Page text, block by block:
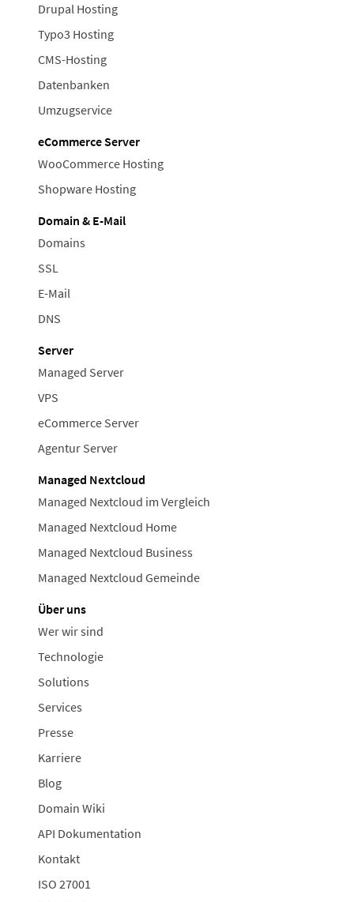
Drupal Hosting
Typo3 Hosting
CMS-Hosting
Datenbanken
Umzugservice
eCommerce Server
WooCommerce Hosting
Shopware Hosting
Domain & E-Mail
Domains
SSL
E-Mail
DNS
Server
Managed Server
VPS
eCommerce Server
Agentur Server
Managed Nextcloud
Managed Nextcloud im Vergleich
Managed Nextcloud Home
Managed Nextcloud Business
Managed Nextcloud Gemeinde
Über uns
Wer wir sind
Technologie
Solutions
Services
Presse
Karriere
Blog
Domain Wiki
API Dokumentation
Kontakt
ISO 27001